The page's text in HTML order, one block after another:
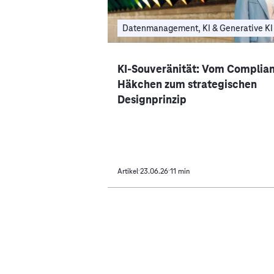
Datenmanagement, KI & Generative KI
KI-Souveränität: Vom
Häkchen zum strategischen
Designprinzip
Artikel 23.06.26 11 min